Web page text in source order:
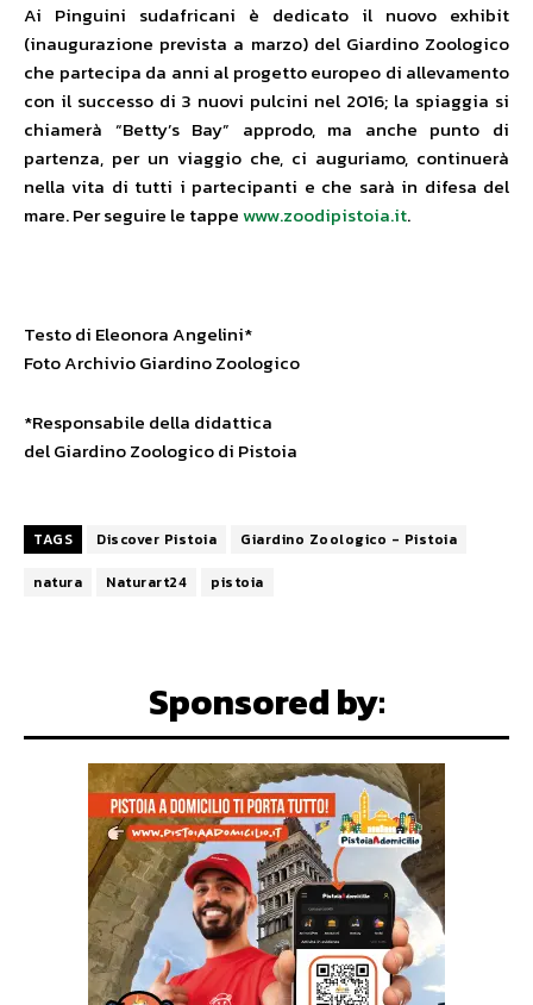
Ai Pinguini sudafricani è dedicato il nuovo exhibit
(inaugurazione prevista a marzo) del Giardino Zoologico
che partecipa da anni al progetto europeo di allevamento
con il successo di 3 nuovi pulcini nel 2016; la spiaggia si
chiamerà “Betty’s Bay” approdo, ma anche punto di
partenza, per un viaggio che, ci auguriamo, continuerà
nella vita di tutti i partecipanti e che sarà in difesa del
mare. Per seguire le tappewww.zoodipistoia.it.
Testo di Eleonora Angelini*
Foto Archivio Giardino Zoologico
*Responsabile della didattica
del Giardino Zoologico di Pistoia
TAGS Discover Pistoia
Giardino Zoologico - Pistoia
natura
Naturart24 pistoia
Sponsored by: